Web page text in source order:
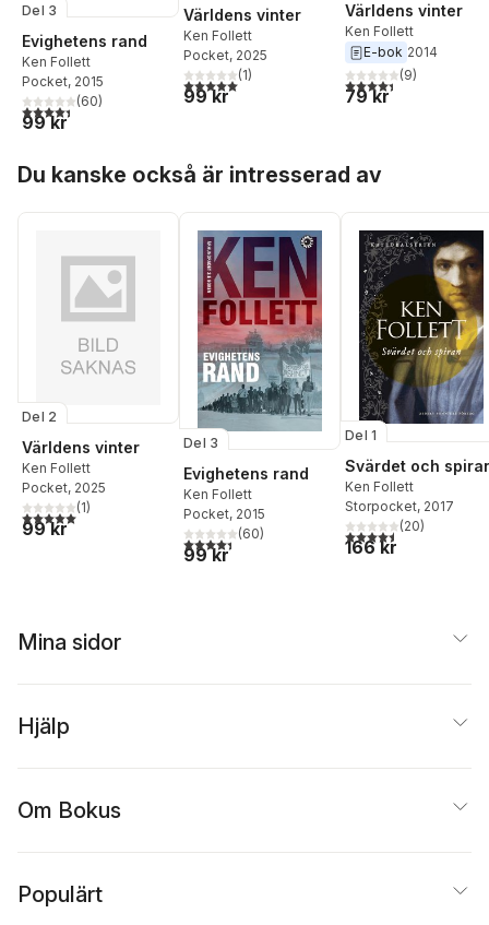
Del 3
Evighetens rand
Ken Follett
Pocket, 2015
4,4utav 5 stjärnor. Totalt antal röster:
(60)
99 kr
Världens vinter
Ken Follett
Pocket, 2025
5,0utav 5 stjärnor. Totalt antal röster:
(1)
99 kr
Världens vinter
Ken Follett
E-bok 2014
4,4utav 5 stjärnor.
(9)
79 kr
Du kanske också är intresserad av
Del 2
Världens vinter
Ken Follett
Pocket, 2025
5,0utav 5 stjärnor. Totalt antal röster:
(1)
99 kr
Del 3
Evighetens rand
Ken Follett
Pocket, 2015
4,4utav 5 stjärnor. Totalt antal röster:
(60)
99 kr
Del 1
Svärdet och
Ken Follett
Storpocket, 2017
4,5utav 5 stjärnor.
(20)
166 kr
Mina sidor
Hjälp
Om Bokus
Populärt